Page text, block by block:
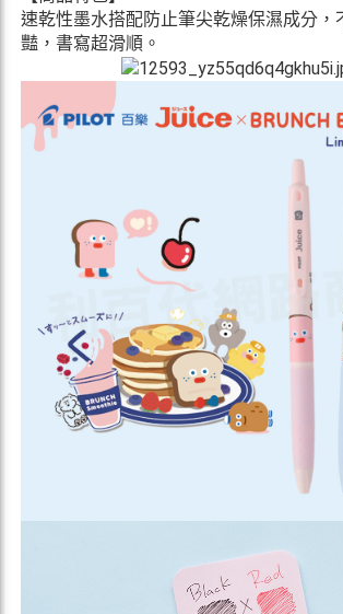
速乾性墨水搭配防止筆尖乾燥保濕成分，
豔，書寫超滑順。